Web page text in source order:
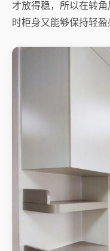
才放得稳，所以在转
时柜身又能够保持轻盈